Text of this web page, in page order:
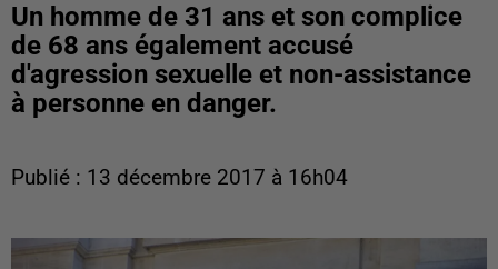
Un homme de 31 ans et son complice
de 68 ans également accusé
d'agression sexuelle et non-assistance
à personne en danger.
Publié : 13 décembre 2017 à 16h04